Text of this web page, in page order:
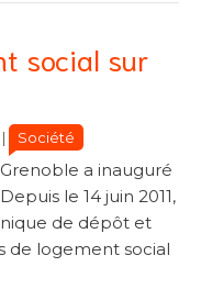
social sur
Catégories
Catégories
Société
a inauguré
le 14 juin 2011,
de dépôt et
de logement social